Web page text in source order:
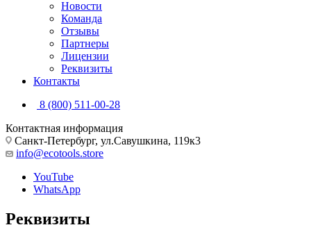
Новости
Команда
Отзывы
Партнеры
Лицензии
Реквизиты
Контакты
8 (800) 511-00-28
Контактная информация
Санкт-Петербург, ул.Савушкина, 119к3
info@ecotools.store
YouTube
WhatsApp
Реквизиты